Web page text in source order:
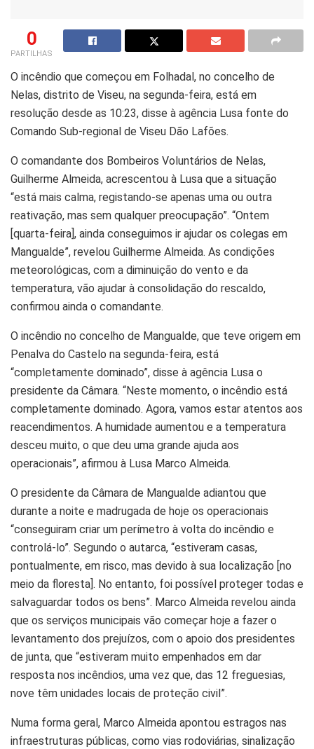
0
PARTILHAS
O incêndio que começou em Folhadal, no concelho de
Nelas, distrito de Viseu, na segunda-feira, está em
resolução desde as 10:23, disse à agência Lusa fonte do
Comando Sub-regional de Viseu Dão Lafões.
O comandante dos Bombeiros Voluntários de Nelas,
Guilherme Almeida, acrescentou à Lusa que a situação
“está mais calma, registando-se apenas uma ou outra
reativação, mas sem qualquer preocupação”. “Ontem
[quarta-feira], ainda conseguimos ir ajudar os colegas em
Mangualde”, revelou Guilherme Almeida. As condições
meteorológicas, com a diminuição do vento e da
temperatura, vão ajudar à consolidação do rescaldo,
confirmou ainda o comandante.
O incêndio no concelho de Mangualde, que teve origem em
Penalva do Castelo na segunda-feira, está
“completamente dominado”, disse à agência Lusa o
presidente da Câmara. “Neste momento, o incêndio está
completamente dominado. Agora, vamos estar atentos aos
reacendimentos. A humidade aumentou e a temperatura
desceu muito, o que deu uma grande ajuda aos
operacionais”, afirmou à Lusa Marco Almeida.
O presidente da Câmara de Mangualde adiantou que
durante a noite e madrugada de hoje os operacionais
“conseguiram criar um perímetro à volta do incêndio e
controlá-lo”. Segundo o autarca, “estiveram casas,
pontualmente, em risco, mas devido à sua localização [no
meio da floresta]. No entanto, foi possível proteger todas e
salvaguardar todos os bens”. Marco Almeida revelou ainda
que os serviços municipais vão começar hoje a fazer o
levantamento dos prejuízos, com o apoio dos presidentes
de junta, que “estiveram muito empenhados em dar
resposta nos incêndios, uma vez que, das 12 freguesias,
nove têm unidades locais de proteção civil”.
Numa forma geral, Marco Almeida apontou estragos nas
infraestruturas públicas, como vias rodoviárias, sinalização